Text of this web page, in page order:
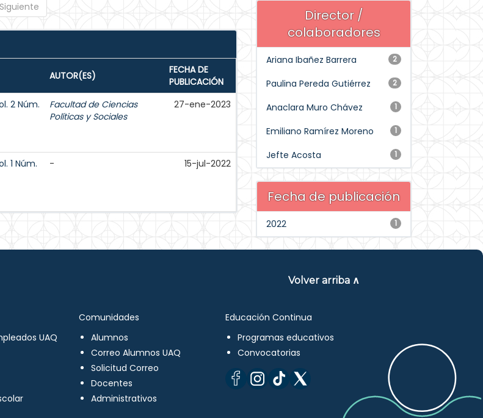
Siguiente
AUTOR(ES)
FECHA DE
PUBLICACIÓN
2 Núm.
Facultad de Ciencias
Políticas y Sociales
27-ene-2023
1 Núm.
- 15-jul-2022
Director /
colaboradores
2
Ariana Ibañez Barrera
2
Paulina Pereda Gutiérrez
1
Anaclara Muro Chávez
1
Emiliano Ramírez Moreno
1
Jefte Acosta
Fecha de publicación
1
2022
Volver arriba ∧
UAQ
Comunidades
Alumnos
Correo Alumnos UAQ
Solicitud Correo
Docentes
Administrativos
Educación Continua
Programas educativos
Convocatorias